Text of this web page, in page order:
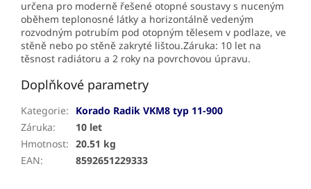
určena pro moderně řešené otopné soustavy s nuceným
oběhem teplonosné látky a horizontálně vedeným
rozvodným potrubím pod otopným tělesem v podlaze, ve
stěně nebo po stěně zakryté lištou.Záruka: 10 let na
těsnost radiátoru a 2 roky na povrchovou úpravu.
Doplňkové parametry
Kategorie:
Korado Radik VKM8 typ 11-900
Záruka:
10 let
Hmotnost: 20.51 kg
EAN: 8592651229333